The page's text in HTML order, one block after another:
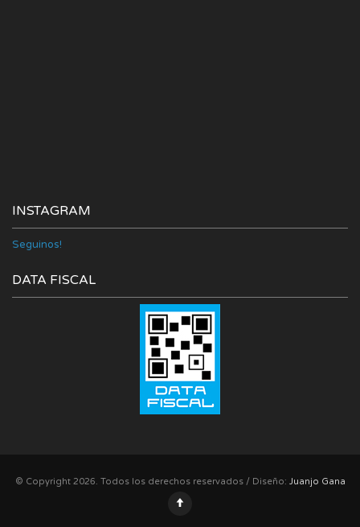
INSTAGRAM
Seguinos!
DATA FISCAL
© Copyright 2026. Todos los derechos reservados / Diseño: Juanjo Gana